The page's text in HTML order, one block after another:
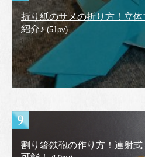
折り紙のサメの折り方！立
紹介♪(51pv)
割り箸鉄砲の作り方！連射